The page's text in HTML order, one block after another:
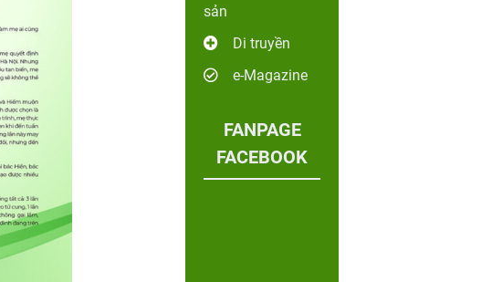
sản
Di truyền
e-Magazine
FANPAGE
FACEBOOK